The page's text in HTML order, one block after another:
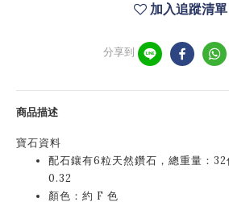
加入追蹤清單
分享到
商品描述
寶石資料
配石鑲有6粒天然鑽石，總重量：
0.32
顏色：約 F 色